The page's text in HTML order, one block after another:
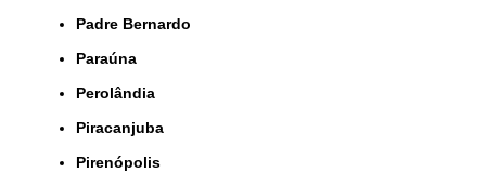
Padre Bernardo
Paraúna
Perolândia
Piracanjuba
Pirenópolis